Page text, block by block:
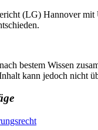
(LG) Hannover
bestem Wissen
kann jedoch nicht